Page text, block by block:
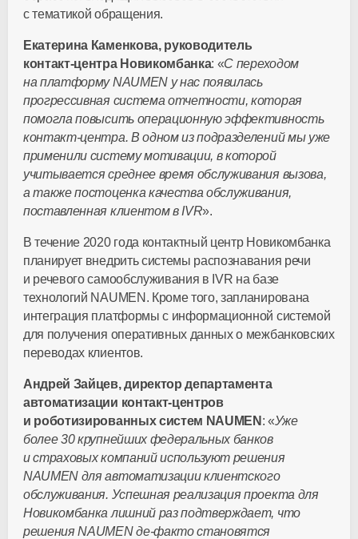
с тематикой обращения.
Екатерина Каменкова, руководитель
контакт-центраНовикомбанка: «С переходом
на платформу NAUMEN у нас появилась
прогрессивная cистема отчетности, которая
помогла повысить операционную эффективность
контакт-центра. В одном из подразделений мы уже
применили систему мотивации, в которой
учитывается среднее время обслуживания вызова,
а также постоценка качества обслуживания,
поставленная клиентом в IVR».
В течение 2020 года контактный центр Новикомбанка
планирует внедрить системы распознавания речи
и речевого самообслуживания в IVR на базе
технологий NAUMEN. Кроме того, запланирована
интеграция платформы с информационной системой
для получения оперативных данных о межбанковских
переводах клиентов.
Андрей Зайцев, директор департамента
автоматизации контакт-центров
и роботизированных систем NAUMEN : «Уже
более 30 крупнейших федеральных банков
и страховых компаний используют решения
NAUMEN для автоматизации клиентского
обслуживания. Успешная реализация проекта для
Новикомбанка лишний раз подтверждает, что
решенияNAUMEN де-фактостановятся